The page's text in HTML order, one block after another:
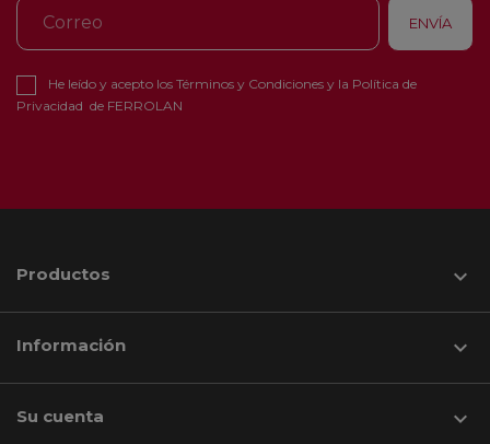
He leído y acepto los Términos y Condiciones y la Política de
Privacidad de FERROLAN
Productos 
Información 
Su cuenta 